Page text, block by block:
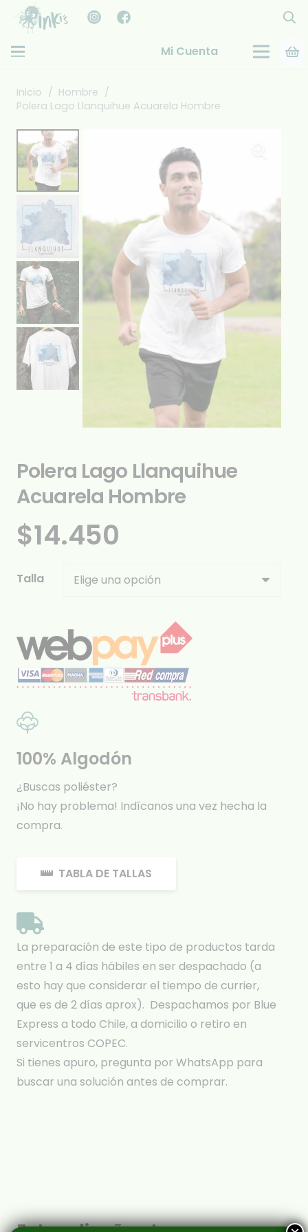
Mi Cuenta
Inicio / Hombre /
Polera Lago Llanquihue Acuarela Hombre
Polera Lago Llanquihue
Acuarela Hombre
$14.450
Talla
100% Algodón
¿Buscas poliéster?
¡No hay problema! Indícanos una vez hecha la
compra.
TABLA DE TALLAS
La preparación de este tipo de productos tarda
entre 1 a 4 días hábiles en ser despachado (a
esto hay que considerar el tiempo de currier,
que es de 2 días aprox). Despachamos por Blue
Express a todo Chile, a domicilio o retiro en
servicentros COPEC.
Si tienes apuro, pregunta por WhatsApp para
buscar una solución antes de comprar.